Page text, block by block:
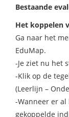
Bestaande
Het koppelen
Ga naar het
EduMap.
-Je ziet nu het
-Klik op de
(Leerlijn –
-Wanneer er
gekoppelde